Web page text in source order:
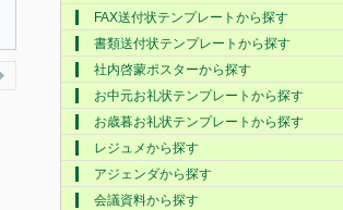
FAX送付状テンプレートから探す
書類送付状テンプレートから探す
社内啓蒙ポスターから探す
お中元お礼状テンプレートから探す
お歳暮お礼状テンプレートから探す
レジュメから探す
アジェンダから探す
会議資料から探す